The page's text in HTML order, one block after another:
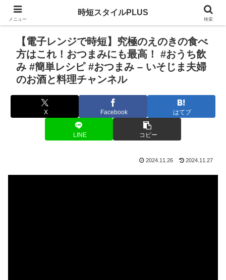
【電子レンジで時短】究極のえのきの食べ
方はこれ！おつまみにも最高！ #おうち飲
み #簡単レシピ #おつまみ – いそじま夫婦
のお酒と料理チャンネル
X Facebook はてブ
LINE コピー
2024.11.26 2024.11.27
メニュー
時短スタイルPLUS
検索